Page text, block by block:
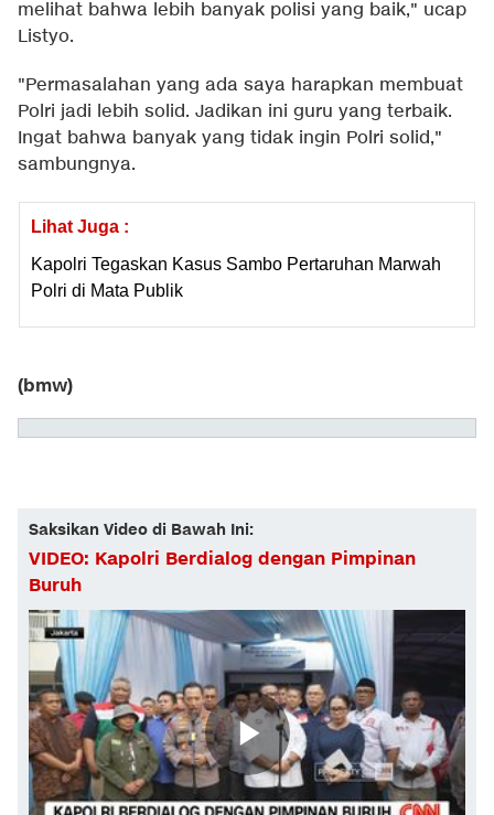
melihat bahwa lebih banyak polisi yang baik," ucap
Listyo.
"Permasalahan yang ada saya harapkan membuat
Polri jadi lebih solid. Jadikan ini guru yang terbaik.
Ingat bahwa banyak yang tidak ingin Polri solid,"
sambungnya.
Lihat Juga :
Kapolri Tegaskan Kasus Sambo Pertaruhan Marwah
Polri di Mata Publik
(bmw)
Saksikan Video di Bawah Ini:
VIDEO: Kapolri Berdialog dengan Pimpinan
Buruh